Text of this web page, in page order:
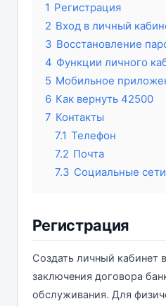
1 Регистрация
2 Вход в личный
3 Восстановление
4 Функции личного
5 Мобильное
6 Как вернуть 42500
7 Контакты
7.1 Телефон
7.2 Почта
7.3 Социальные сети
Регистрация
Создать личный кабинет
заключения договора
обслуживания. Для